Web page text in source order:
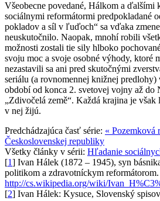
Všeobecne povedané, Hálkom a ďalšími
sociálnymi reformátormi predpokladané
pokladov a síl v ľuďoch“ sa vďaka
neuskutočnilo. Naopak, mnohí robili
možnosti zostali tie sily hlboko
svoju moc a svoje osobné výhody, ktoré
nezastavili sa ani pred skutočnými
seriálu (a rovnomennej knižnej
období od konca 2. svetovej vojny až do
„Zdivočelá země“. Každá krajina je
v nej žijú.
Predchádzajúca časť série: « Pozemková
Československej republiky
Všetky články v sérii: Hľadanie
[1] Ivan Hálek (1872 – 1945), syn
politikom a zdravotníckym
http://cs.wikipedia.org/wiki/
[2] Ivan Hálek: Kysuce, Slovenský